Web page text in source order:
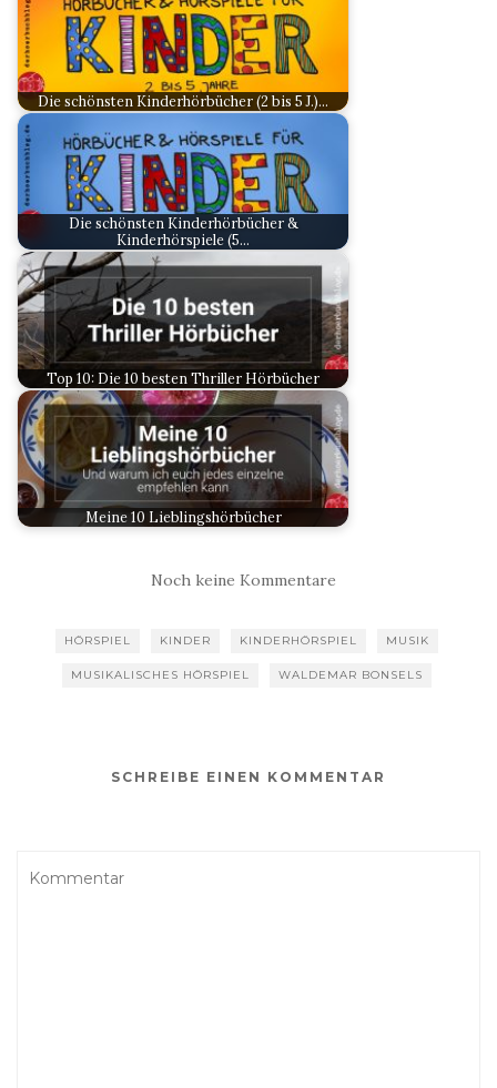
Die schönsten Kinderhörbücher (2 bis 5 J.)…
Die schönsten Kinderhörbücher &
Kinderhörspiele (5…
Top 10: Die 10 besten Thriller Hörbücher
Meine 10 Lieblingshörbücher
Noch keine Kommentare
HÖRSPIEL KINDER KINDERHÖRSPIEL MUSIK
MUSIKALISCHES HÖRSPIEL WALDEMAR BONSELS
SCHREIBE EINEN KOMMENTAR